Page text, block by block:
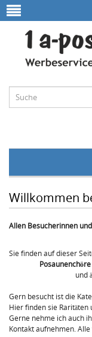
Willkommen
Allen Besucherinnen
Sie finden auf dieser
Posaunenchöre
und ähnliche
Gern besucht ist die
Hier finden sie Raritäten
Gerne nehme ich auch
Kontakt aufnehmen.